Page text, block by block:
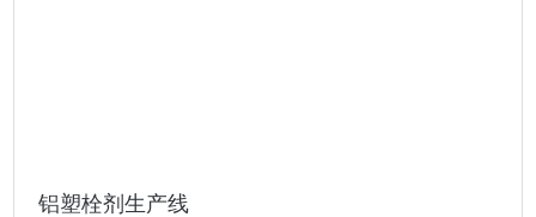
铝塑栓剂生产线